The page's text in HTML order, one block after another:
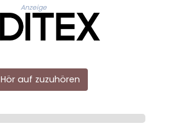
Anzeige
Hör auf zuzuhören